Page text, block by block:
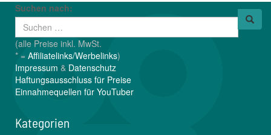
Suchen nach:
(alle Preise inkl. MwSt.
* = Affiliatelinks/Werbelinks)
Impressum & Datenschutz
Haftungsausschluss für Preise
Einnahmequellen für YouTuber
Kategorien